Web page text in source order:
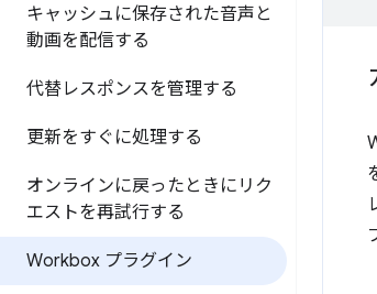
キャッシュに保存された音声と
動画を配信する
代替レスポンスを管理する
更新をすぐに処理する
オンラインに戻ったときにリク
エストを再試行する
Workbox プラグイン